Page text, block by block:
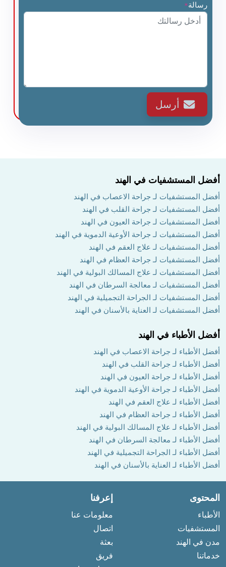
رسالة*
أرسل
أفضل المستشفيات في الهند
أفضل المستشفيات لـ جراحة الاعصاب في الهند
أفضل المستشفيات لـ جراحة القلب في الهند
أفضل المستشفيات لـ جراحة العيون في الهند
أفضل المستشفيات لـ جراحة الأوعية الدموية في الهند
أفضل المستشفيات لـ علاج العقم في الهند
أفضل المستشفيات لـ جراحة العظام في الهند
أفضل المستشفيات لـ علاج المسالك البولية في الهند
أفضل المستشفيات لـ معالجة السرطان في الهند
أفضل المستشفيات لـ الجراحة التجميلية في الهند
أفضل المستشفيات لـ العناية بالأسنان في الهند
أفضل الأطباء في الهند
أفضل الأطباء لـ جراحة الاعصاب في الهند
أفضل الأطباء لـ جراحة القلب في الهند
أفضل الأطباء لـ جراحة العيون في الهند
أفضل الأطباء لـ جراحة الأوعية الدموية في الهند
أفضل الأطباء لـ علاج العقم في الهند
أفضل الأطباء لـ جراحة العظام في الهند
أفضل الأطباء لـ علاج المسالك البولية في الهند
أفضل الأطباء لـ معالجة السرطان في الهند
أفضل الأطباء لـ الجراحة التجميلية في الهند
أفضل الأطباء لـ العناية بالأسنان في الهند
المحتوى
الأطباء
المستشفيات
مدن في الهند
خدماتنا
إعرفنا
معلومات عنا
اتصال
بعثة
فريق